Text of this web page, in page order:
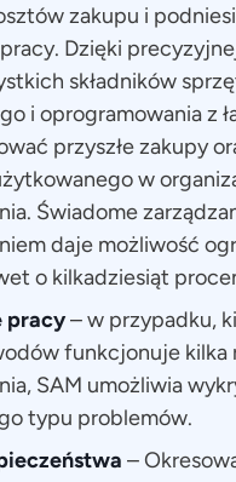
zakupu i
Dzięki
składników
i oprogramowania z
przyszłe zakupy
w
Świadome
daje możliwość
o kilkadziesiąt
pracy– w przypadku,
funkcjonuje kilka
SAM umożliwia
typu problemów.
–